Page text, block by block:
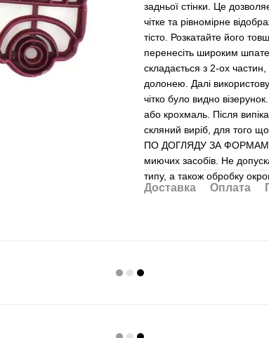
задньої стінки. Це
чітке та рівномірне
тісто. Розкатайте його
перенесіть широким
складається з 2-ох
долонею. Далі
чітко було видно
або крохмаль. Після
скляний виріб, для того
ПО ДОГЛЯДУ ЗА ФОРМАМИ:
миючих засобів. Не
типу, а також обробку
Доставка Оплата